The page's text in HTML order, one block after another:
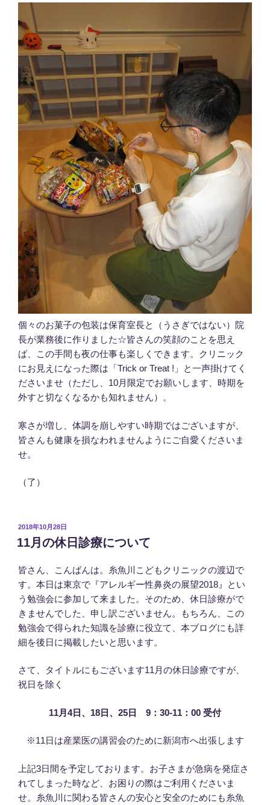
個々のお菓子の包装は保育室長と（うさぎではない）院
長が業務後に作りました☆皆さんの笑顔のことを思え
ば、この手間も夜の仕事も楽しくできます。クリニック
にお見えになった際は「Trick or Treat !」と一声掛けてく
ださいませ（ただし、10月限定でお願いします、時期を
外すと切なくなるかも知れません）。
寒さが増し、体調を崩しやすい時期ではございますが、
皆さんも健康を損なわれませんようにご自愛くださいま
せ。
（了）
投
稿
日:
2018年10月28日
11月の休日診療について
皆さん、こんばんは。糸魚川こどもクリニックの渡辺で
す。本日は東京で『アレルギー性鼻炎の展望2018』とい
う勉強会に参加して来ました。そのため、休日診療がで
きませんでした、申し訳ございません。もちろん、この
勉強会で得られた知識を診療に役立て、本ブログにも詳
細を後日に掲載したいと思います。
さて、タイトルにもございます11月の休日診療ですが、
祝日を除く
11月4日、18日、25日 9：30-11：00 受付
※11日は産業医の講習会のために新潟市へ出張します
上記3日間を予定しております。お子さまが急病を発症さ
れてしまった時など、お困りの際はご利用くださいま
せ。糸魚川に関わる皆さんの安心と安全のためにも糸魚